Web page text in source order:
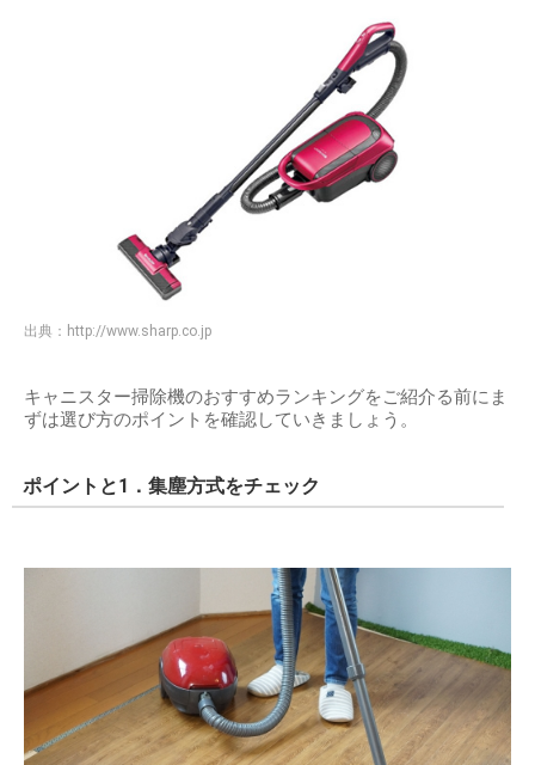
出典： http://www.sharp.co.jp
キャニスター掃除機のおすすめランキングをご紹介る前にま
ずは選び方のポイントを確認していきましょう。
ポイントと1．集塵方式をチェック